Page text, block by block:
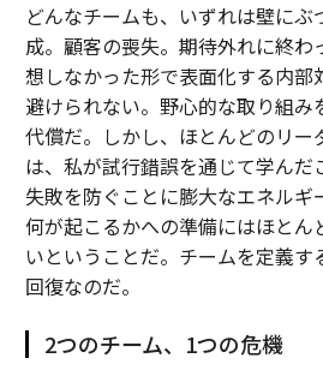
どんなチームも、いずれは壁にぶ
成。顧客の喪失。期待外れに終
想しなかった形で表面化する内部
避けられない。野心的な取り組み
代償だ。しかし、ほとんどのリー
は、私が試行錯誤を通じて学んだ
失敗を防ぐことに膨大なエネルギ
何が起こるかへの準備にはほとん
いということだ。チームを定義す
回復なのだ。
2つのチーム、1つの危機